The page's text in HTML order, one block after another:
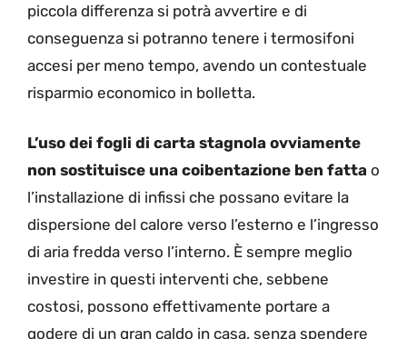
piccola differenza si potrà avvertire e di
conseguenza si potranno tenere i termosifoni
accesi per meno tempo, avendo un contestuale
risparmio economico in bolletta.
L’uso dei fogli di carta stagnola ovviamente
non sostituisce una coibentazione ben fatta o
l’installazione di infissi che possano evitare la
dispersione del calore verso l’esterno e l’ingresso
di aria fredda verso l’interno. È sempre meglio
investire in questi interventi che, sebbene
costosi, possono effettivamente portare a
godere di un gran caldo in casa, senza spendere